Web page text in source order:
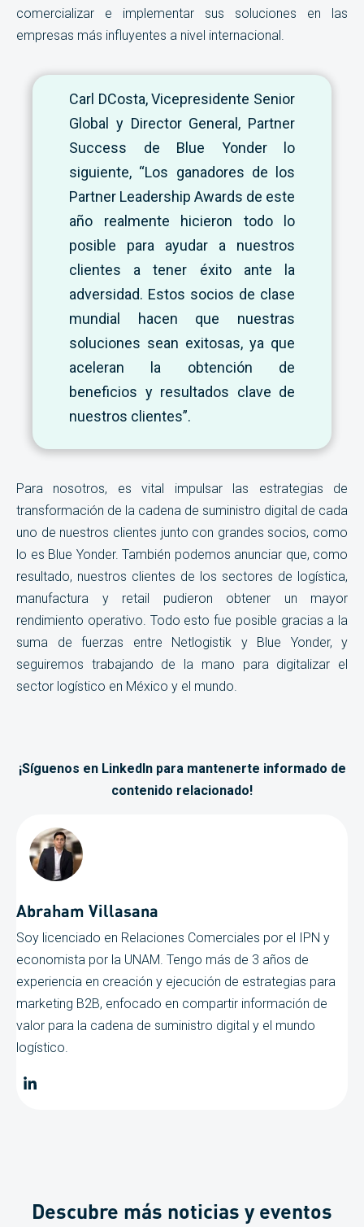
comercializar e implementar sus soluciones en las
empresas más influyentes a nivel internacional.
Carl DCosta, Vicepresidente Senior
Global y Director General, Partner
Success de Blue Yonder
lo
siguiente, “Los ganadores de los
Partner Leadership Awards de este
año realmente hicieron todo lo
posible para ayudar a nuestros
clientes a tener éxito ante la
adversidad. Estos socios de clase
mundial hacen que nuestras
soluciones sean exitosas, ya que
aceleran la obtención de
beneficios y resultados clave de
nuestros clientes”.
Para nosotros, es vital impulsar las estrategias de
transformación de la cadena de suministro digital de cada
uno de nuestros clientes junto con grandes socios, como
lo es Blue Yonder. También podemos anunciar que, como
resultado, nuestros clientes de los sectores de logística,
manufactura y retail pudieron obtener un mayor
rendimiento operativo. Todo esto fue posible gracias a la
suma de fuerzas entre Netlogistik y Blue Yonder, y
seguiremos trabajando de la mano para digitalizar el
sector logístico en México y el mundo.
¡Síguenos en LinkedIn para mantenerte informado de
contenido relacionado!
Abraham Villasana
Soy licenciado en Relaciones Comerciales por el IPN y
economista por la UNAM. Tengo más de 3 años de
experiencia en creación y ejecución de estrategias para
marketing B2B, enfocado en compartir información de
valor para la cadena de suministro digital y el mundo
logístico.
Descubre más noticias y eventos